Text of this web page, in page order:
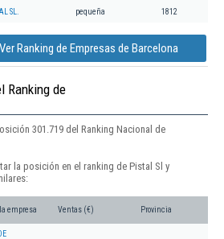
SL. pequeña 1812
Ver Ranking de Empresas de Barcelona
Ranking de
301.719 del Ranking Nacional de
la posición en el ranking de Pistal Sl y
empresa Ventas (€) Provincia